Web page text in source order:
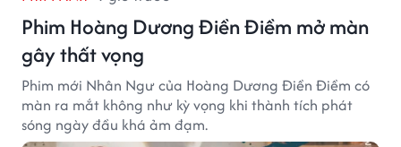
Phim Hoàng Dương Điền Điềm mở màn
gây thất vọng
Phim mới Nhân Ngư của Hoàng Dương Điền Điềm có
màn ra mắt không như kỳ vọng khi thành tích phát
sóng ngày đầu khá ảm đạm.